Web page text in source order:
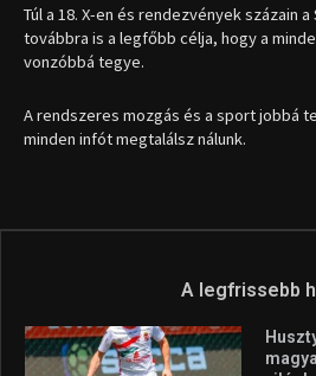
Túl a 18. X-en és rendezvények százain
továbbra is a legfőbb célja, hogy a
vonzóbbá tegye.
A rendszeres mozgás és a sport jobbá
minden infót megtalálsz nálunk.
A legfrissebb